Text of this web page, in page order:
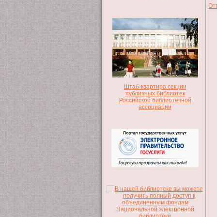
Штаб-квартира секции
публичных библиотек
Российской библиотечной
ассоциации